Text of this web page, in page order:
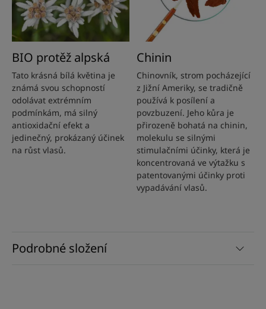
Podrobné složení
BIO protěž alpská
Tato krásná bílá květina je
známá svou schopností
odolávat extrémním
podmínkám, má silný
antioxidační efekt a
jedinečný, prokázaný účinek
na růst vlasů.
Chinin
Chinovník, strom pocházející
z Jižní Ameriky, se tradičně
používá k posílení a
povzbuzení. Jeho kůra je
přirozeně bohatá na chinin,
molekulu se silnými
stimulačními účinky, která je
koncentrovaná ve výtažku s
patentovanými účinky proti
vypadávání vlasů.